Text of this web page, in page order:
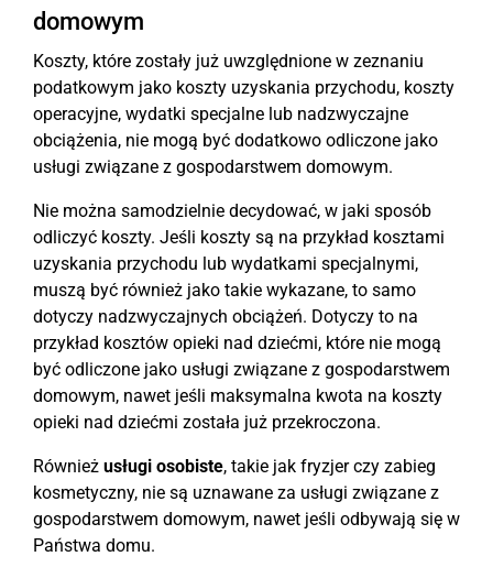
domowym
Koszty, które zostały już uwzględnione w zeznaniu
podatkowym jako koszty uzyskania przychodu, koszty
operacyjne, wydatki specjalne lub nadzwyczajne
obciążenia, nie mogą być dodatkowo odliczone jako
usługi związane z gospodarstwem domowym.
Nie można samodzielnie decydować, w jaki sposób
odliczyć koszty. Jeśli koszty są na przykład kosztami
uzyskania przychodu lub wydatkami specjalnymi,
muszą być również jako takie wykazane, to samo
dotyczy nadzwyczajnych obciążeń. Dotyczy to na
przykład kosztów opieki nad dziećmi, które nie mogą
być odliczone jako usługi związane z gospodarstwem
domowym, nawet jeśli maksymalna kwota na koszty
opieki nad dziećmi została już przekroczona.
Również usługi osobiste, takie jak fryzjer czy zabieg
kosmetyczny, nie są uznawane za usługi związane z
gospodarstwem domowym, nawet jeśli odbywają się w
Państwa domu.